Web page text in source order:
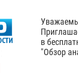
в
"Обзор